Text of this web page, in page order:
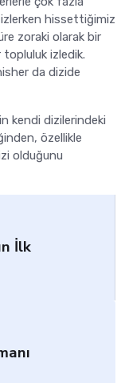
izlerken hissettiğimiz
zoraki olarak bir
izledik.
da dizide
kendi dizilerindeki
özellikle
olduğunu
İlk